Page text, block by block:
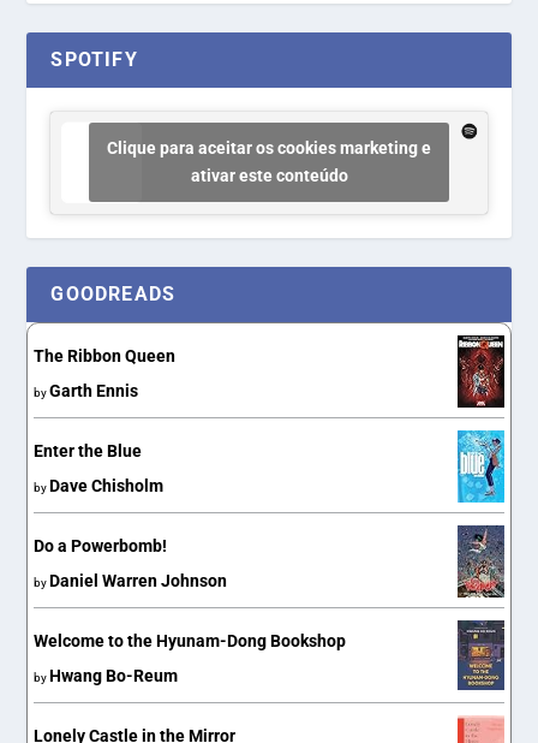
SPOTIFY
Clique para aceitar os cookies marketing e
ativar este conteúdo
GOODREADS
The Ribbon Queen
byGarth Ennis
Enter the Blue
by Dave Chisholm
Do a Powerbomb!
by Daniel Warren Johnson
Welcome to the Hyunam-Dong Bookshop
by Hwang Bo-Reum
Lonely Castle in the Mirror